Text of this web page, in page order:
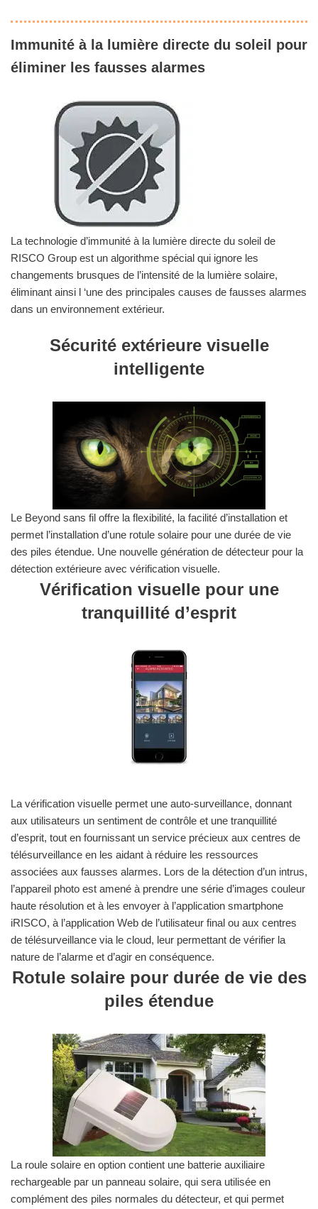
Immunité à la lumière directe du soleil pour
éliminer les fausses alarmes
La technologie d’immunité à la lumière directe du soleil de
RISCO Group est un algorithme spécial qui ignore les
changements brusques de l’intensité de la lumière solaire,
éliminant ainsi l ‘une des principales causes de fausses alarmes
dans un environnement extérieur.
Sécurité extérieure visuelle
intelligente
Le Beyond sans fil offre la flexibilité, la facilité d’installation et
permet l’installation d’une rotule solaire pour une durée de vie
des piles étendue. Une nouvelle génération de détecteur pour la
détection extérieure avec vérification visuelle.
Vérification visuelle pour une
tranquillité d’esprit
La vérification visuelle permet une auto-surveillance, donnant
aux utilisateurs un sentiment de contrôle et une tranquillité
d’esprit, tout en fournissant un service précieux aux centres de
télésurveillance en les aidant à réduire les ressources
associées aux fausses alarmes. Lors de la détection d’un intrus,
l’appareil photo est amené à prendre une série d’images couleur
haute résolution et à les envoyer à l’application smartphone
iRISCO, à l’application Web de l’utilisateur final ou aux centres
de télésurveillance via le cloud, leur permettant de vérifier la
nature de l’alarme et d’agir en conséquence.
Rotule solaire pour durée de vie des
piles étendue
La roule solaire en option contient une batterie auxiliaire
rechargeable par un panneau solaire, qui sera utilisée en
complément des piles normales du détecteur, et qui permet